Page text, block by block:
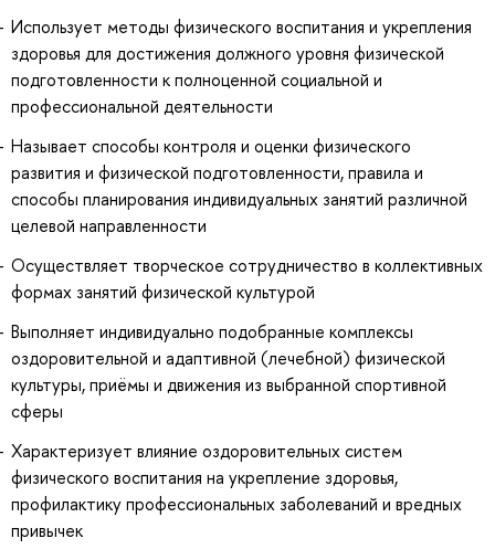
Использует методы физического воспитания и укрепления
здоровья для достижения должного уровня физической
подготовленности к полноценной социальной и
профессиональной деятельности
Называет способы контроля и оценки физического
развития и физической подготовленности, правила и
способы планирования индивидуальных занятий различной
целевой направленности
Осуществляет творческое сотрудничество в коллективных
формах занятий физической культурой
Выполняет индивидуально подобранные комплексы
оздоровительной и адаптивной (лечебной) физической
культуры, приёмы и движения из выбранной спортивной
сферы
Характеризует влияние оздоровительных систем
физического воспитания на укрепление здоровья,
профилактику профессиональных заболеваний и вредных
привычек